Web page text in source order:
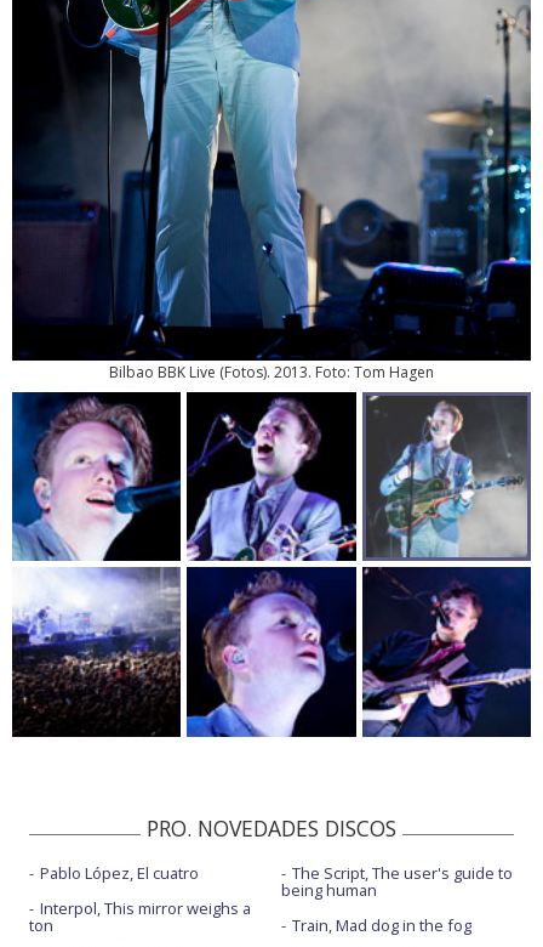
Bilbao BBK Live (Fotos). 2013. Foto: Tom Hagen
PRO. NOVEDADES DISCOS
Pablo López, El cuatro
Interpol, This mirror weighs a
ton
The Script, The user's guide to
being human
Train, Mad dog in the fog